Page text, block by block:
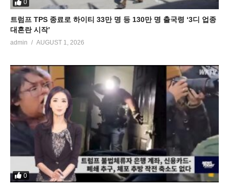
0
트럼프 TPS 종료로 하이티 33만 명 등 130만 명 출국령 ‘3디 업종
대혼란 시작’
admin AUGUST 1, 2026
0